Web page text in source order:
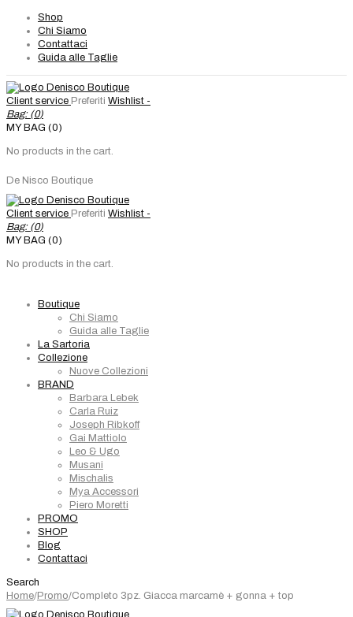
Shop
Chi Siamo
Contattaci
Guida alle Taglie
Client service Preferiti Wishlist -
Bag: (0)
MY BAG (0)
No products in the cart.
De Nisco Boutique
Client service Preferiti Wishlist -
Bag: (0)
MY BAG (0)
No products in the cart.
Boutique
Chi Siamo
Guida alle Taglie
La Sartoria
Collezione
Nuove Collezioni
BRAND
Barbara Lebek
Carla Ruiz
Joseph Ribkoff
Gai Mattiolo
Leo & Ugo
Musani
Mischalis
Mya Accessori
Piero Moretti
PROMO
SHOP
Blog
Contattaci
Search
Home/Promo/Completo 3pz. Giacca marcamè + gonna + top